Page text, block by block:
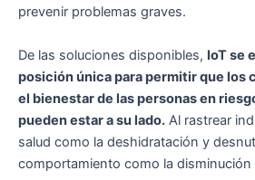
prevenir problemas graves.
De las soluciones disponibles, IoT se
posición única para permitir que los
el bienestar de las personas en
pueden estar a su lado. Al rastrear
salud como la deshidratación y
comportamiento como la disminución